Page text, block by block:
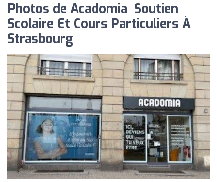
Photos de Acadomia ‍ Soutien
Scolaire Et Cours Particuliers À
Strasbourg